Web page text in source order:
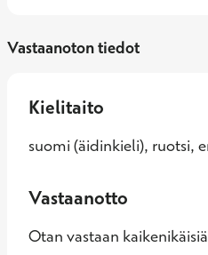
Vastaanoton tiedot
Kielitaito
suomi (äidinkieli), ruotsi,
Vastaanotto
Otan vastaan